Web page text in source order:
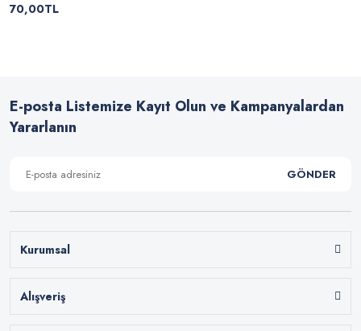
70,00TL
E-posta Listemize Kayıt Olun ve Kampanyalardan
Yararlanın
GÖNDER
Kurumsal
Alışveriş